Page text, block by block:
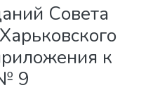
Совета
к
9